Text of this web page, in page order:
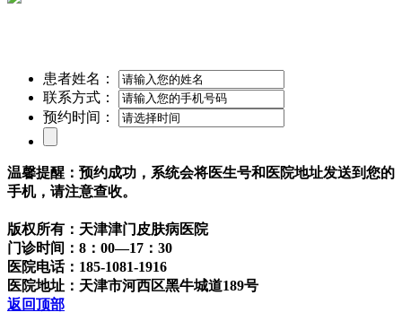
患者姓名：
联系方式：
预约时间：
温馨提醒：预约成功，系统会将医生号和医院地址发送到您的
手机，请注意查收。
版权所有：天津津门皮肤病医院
门诊时间：8：00—17：30
医院电话：185-1081-1916
医院地址：天津市河西区黑牛城道189号
返回顶部